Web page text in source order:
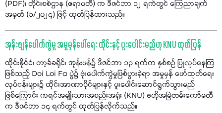
(PDF)၊ တိုင်းစစ်ဌာန (ဧရာဝတီ) က ဒီဇင်ဘာ ၁၂ ရက်တွင် ကြေညာချက်
အမှတ် (၁/၂၀၂၄) ဖြင့် ထုတ်ပြန်ထားသည်။
အုန်းဖျန်ပေါက်ကွဲမှု အမှုမှန်ပေါ်ရေး ထိုင်းနှင့် ပူးပေါင်းမည်ဟု KNU ထုတ်ပြန်
ထိုင်းနိုင်ငံ၊ တာ့ခ်ခရိုင်၊ အုန်းဖန်၌ ဒီဇင်ဘာ ၁၃ ရက်က နှစ်စဉ် ပြုလုပ်နေကြ
ဖြစ်သည့် Doi Loi Fa ပွဲ၌ ဗုံးပေါက်ကွဲမှုဖြစ်ပွားခဲ့ရာ အမှုမှန် ဖော်ထုတ်ရေး
လုပ်ငန်းများ၌ ထိုင်းအာဏာပိုင်များနှင့် ပူးပေါင်းဆောင်ရွက်သွားမည်
ဖြစ်ကြောင်း ကရင်အမျိုးသားအစည်းအရုံး (KNU) ဗဟိုအမြဲတမ်းကော်မတီ
က ဒီဇင်ဘာ ၁၄ ရက်တွင် ထုတ်ပြန်လိုက်သည်။